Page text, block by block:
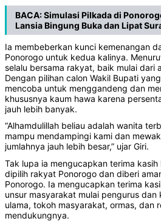
BACA:Simulasi Pilkada di
Lansia Bingung Buka dan Lipat
Ia membeberkan kunci kemenangan
Ponorogo untuk kedua kalinya.
selalu bersama rakyat, baik mulai dari
Dengan pilihan calon Wakil Bupati
mencoba untuk menggandeng dan
khususnya kaum hawa karena
jauh lebih banyak.
“Alhamdulillah beliau adalah wanita
mampu mendampingi kami dan
jumlahnya jauh lebih besar,” ujar Giri.
Tak lupa ia mengucapkan terima
dipilih rakyat Ponorogo dan diberi
Ponorogo. Ia mengucapkan terima
unsur masyarakat mulai pengurus
ulama, tokoh masyarakat, ormas, dan
mendukungnya.